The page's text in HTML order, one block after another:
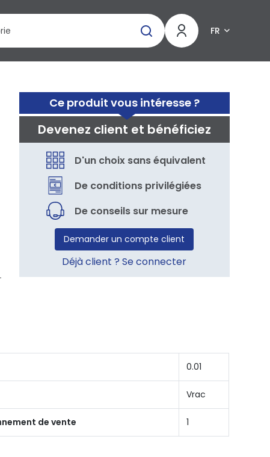
FR
Ce produit vous intéresse ?
Devenez client et bénéficiez
D'un choix sans équivalent
De conditions privilégiées
De conseils sur mesure
Demander un compte client
Déjà client ? Se connecter
0.01
Vrac
de vente 1